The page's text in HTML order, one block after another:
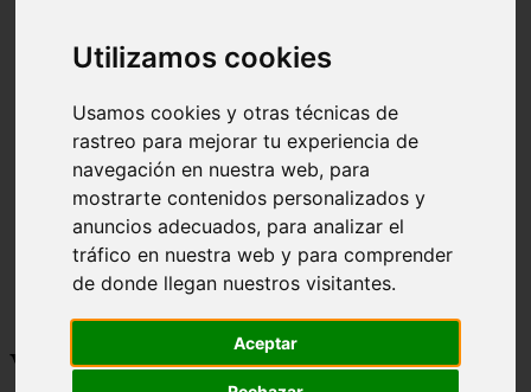
Utilizamos cookies
Usamos cookies y otras técnicas de
rastreo para mejorar tu experiencia de
navegación en nuestra web, para
mostrarte contenidos personalizados y
anuncios adecuados, para analizar el
tráfico en nuestra web y para comprender
de donde llegan nuestros visitantes.
Aceptar
c tierra de fuego
c tucuman
carmen
category
gijon
lanzarote
live
monumentos
naturaleza
san
Viajes a la Patagonia